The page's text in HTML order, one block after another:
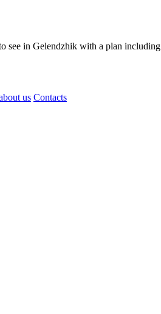
see in Gelendzhik with a plan including
us Contacts